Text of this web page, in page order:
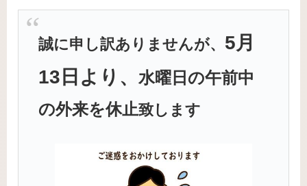
誠に申し訳ありませんが、 5月
13日より、 水曜日の午前中
の外来を休止致します